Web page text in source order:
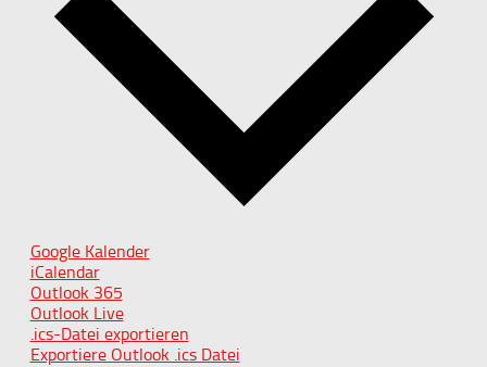
Google Kalender
iCalendar
Outlook 365
Outlook Live
.ics-Datei exportieren
Exportiere Outlook .ics Datei